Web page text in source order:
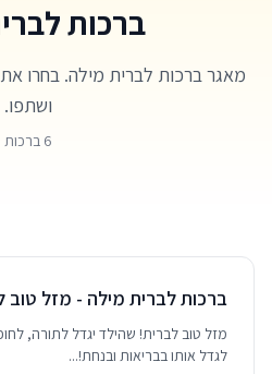
ברכות
מאגר ברכות לברית מילה. בחרו
ושתפו.
6 ברכות
ברכות לברית מילה - מזל טוב
מזל טוב לברית! שהילד יגדל לתורה,
לגדל אותו בבריאות ובנחת!...